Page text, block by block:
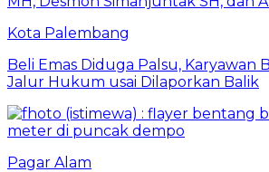
Kota Palembang
Beli Emas Diduga Palsu, Karyawan
Jalur Hukum usai Dilaporkan Balik
Pagar Alam